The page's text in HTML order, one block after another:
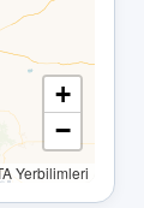
+
−
Yerbilimleri